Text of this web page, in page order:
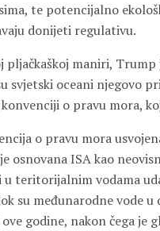
te potencijalno
donijeti regulativu.
pljačkaškoj maniri,
svjetski oceani njegovo
o pravu mora,
o pravu mora
osnovana ISA kao
teritorijalnim vodama
su međunarodne vode u
godine, nakon čega je